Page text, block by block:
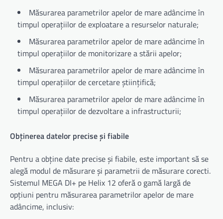
Măsurarea parametrilor apelor de mare adâncime în
timpul operațiilor de exploatare a resurselor naturale;
Măsurarea parametrilor apelor de mare adâncime în
timpul operațiilor de monitorizare a stării apelor;
Măsurarea parametrilor apelor de mare adâncime în
timpul operațiilor de cercetare științifică;
Măsurarea parametrilor apelor de mare adâncime în
timpul operațiilor de dezvoltare a infrastructurii;
Obținerea datelor precise și fiabile
Pentru a obține date precise și fiabile, este important să se
alegă modul de măsurare și parametrii de măsurare corecti.
Sistemul MEGA DI+ pe Helix 12 oferă o gamă largă de
opțiuni pentru măsurarea parametrilor apelor de mare
adâncime, inclusiv: